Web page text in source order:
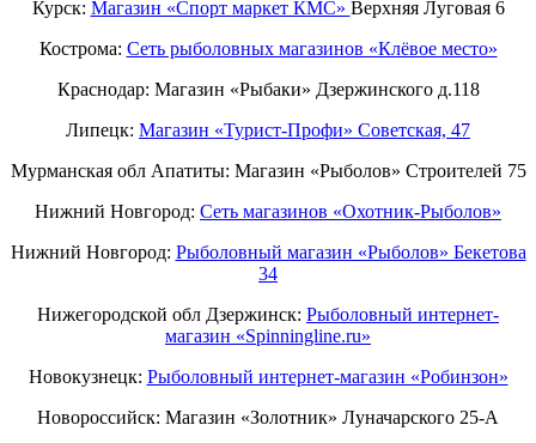
Курск: Магазин «Спорт маркет КМС» Верхняя Луговая 6
Кострома: Сеть рыболовных магазинов «Клёвое место»
Краснодар: Магазин «Рыбаки» Дзержинского д.118
Липецк: Магазин «Турист-Профи» Советская, 47
Мурманская обл Апатиты: Магазин «Рыболов» Строителей 75
Нижний Новгород: Cеть магазинов «Охотник-Рыболов»
Нижний Новгород: Рыболовный магазин «Рыболов» Бекетова
34
Нижегородской обл Дзержинск: Рыболовный интернет-
магазин «Spinningline.ru»
Новокузнецк: Рыболовный интернет-магазин «Робинзон»
Новороссийск: Магазин «Золотник» Луначарского 25-А